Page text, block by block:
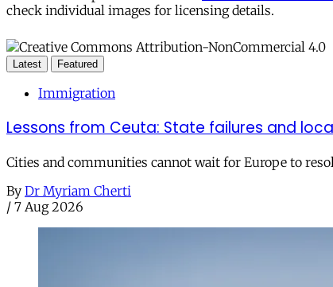
check individual images for licensing details.
Latest Featured
Immigration
Lessons from Ceuta: State failures and
Cities and communities cannot wait for Europe to
By Dr Myriam Cherti
/ 7 Aug 2026